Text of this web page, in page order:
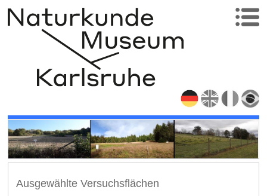
Ausgewählte Versuchsflächen